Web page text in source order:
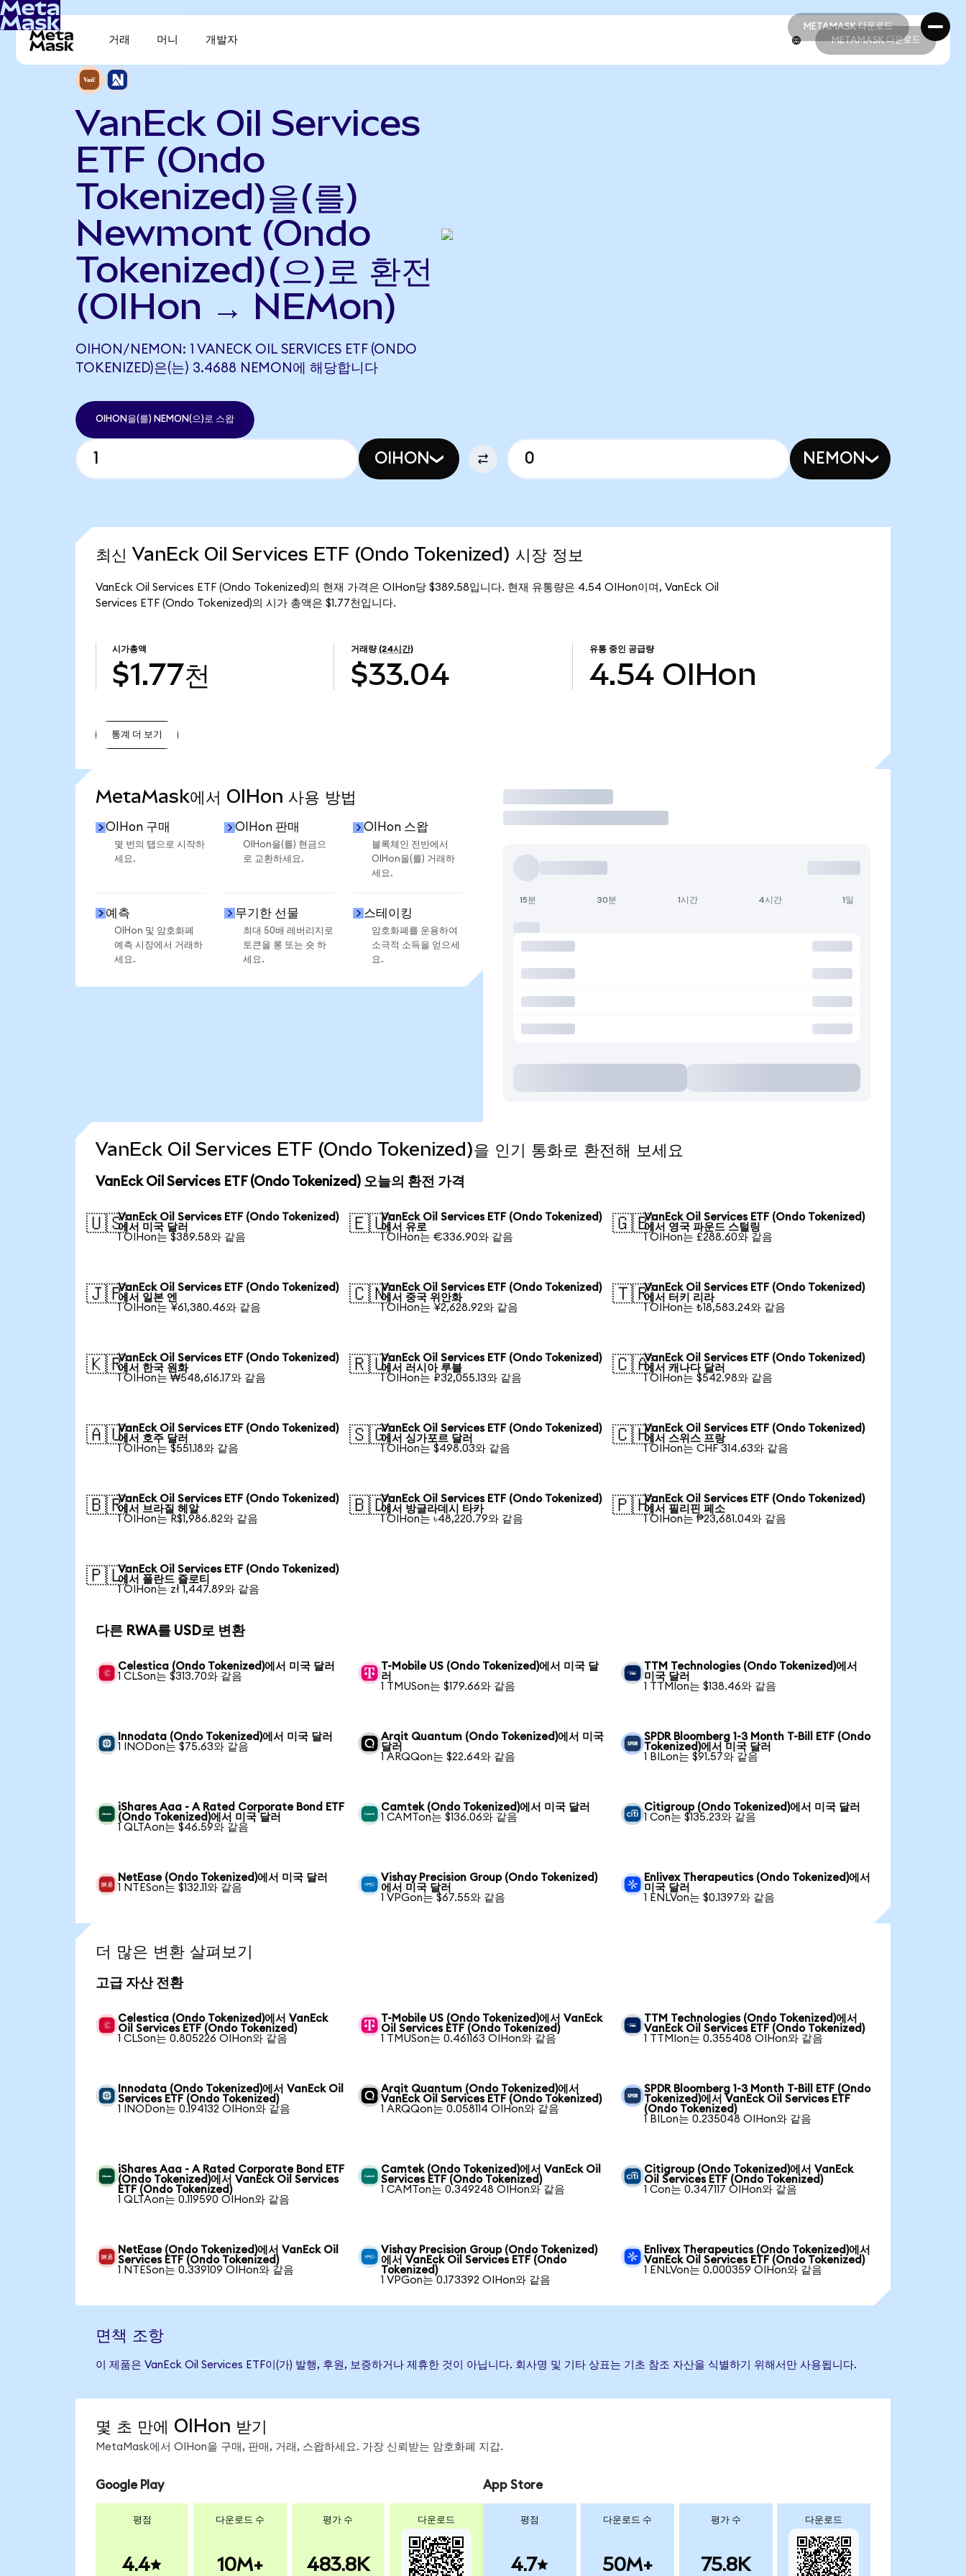
METAMASK 다운로드
METAMASK 다운로드
거래 머니 개발자 METAMASK 다운로드
VanEck Oil Services
ETF (Ondo
Tokenized)을(를)
Newmont (Ondo
Tokenized)(으)로 환전
(OIHon → NEMon)
OIHON/NEMON: 1 VANECK OIL SERVICES ETF (ONDO
TOKENIZED)은(는) 3.4688 NEMON에 해당합니다
OIHON을(를) NEMON(으)로 스왑
OIHON NEMON
최신 VanEck Oil Services ETF (Ondo Tokenized) 시장 정보
VanEck Oil Services ETF (Ondo Tokenized)의 현재 가격은 OIHon당 $389.58입니다. 현재 유통량은 4.54 OIHon이며, VanEck Oil
Services ETF (Ondo Tokenized)의 시가 총액은 $1.77천입니다.
시가총액
$1.77천
거래량 (24시간)
$33.04
유통 중인 공급량
4.54 OIHon
통계 더 보기
MetaMask에서 OIHon 사용 방법
OIHon 구매
몇 번의 탭으로 시작하
세요.
OIHon 판매
OIHon을(를) 현금으
로 교환하세요.
OIHon 스왑
블록체인 전반에서
OIHon을(를) 거래하
세요.
예측
OIHon 및 암호화폐
예측 시장에서 거래하
세요.
무기한 선물
최대 50배 레버리지로
토큰을 롱 또는 숏 하
세요.
스테이킹
암호화폐를 운용하여
소극적 소득을 얻으세
요.
거래
15분 30분 1시간 4시간 1일
VanEck Oil Services ETF (Ondo Tokenized)을 인기 통화로 환전해 보세요
VanEck Oil Services ETF (Ondo Tokenized) 오늘의 환전 가격
🇺🇸VanEck Oil Services ETF (Ondo Tokenized)
에서 미국 달러
1 OIHon는 $389.58와 같음
🇪🇺VanEck Oil Services ETF (Ondo Tokenized)
에서 유로
1 OIHon는 €336.90와 같음
🇬🇧VanEck Oil Services ETF (Ondo Tokenized)
에서 영국 파운드 스털링
1 OIHon는 £288.60와 같음
🇯🇵VanEck Oil Services ETF (Ondo Tokenized)
에서 일본 엔
1 OIHon는 ¥61,380.46와 같음
🇨🇳VanEck Oil Services ETF (Ondo Tokenized)
에서 중국 위안화
1 OIHon는 ¥2,628.92와 같음
🇹🇷VanEck Oil Services ETF (Ondo Tokenized)
에서 터키 리라
1 OIHon는 ₺18,583.24와 같음
🇰🇷VanEck Oil Services ETF (Ondo Tokenized)
에서 한국 원화
1 OIHon는 ₩548,616.17와 같음
🇷🇺VanEck Oil Services ETF (Ondo Tokenized)
에서 러시아 루블
1 OIHon는 ₽32,055.13와 같음
🇨🇦VanEck Oil Services ETF (Ondo Tokenized)
에서 캐나다 달러
1 OIHon는 $542.98와 같음
🇦🇺VanEck Oil Services ETF (Ondo Tokenized)
에서 호주 달러
1 OIHon는 $551.18와 같음
🇸🇬VanEck Oil Services ETF (Ondo Tokenized)
에서 싱가포르 달러
1 OIHon는 $498.03와 같음
🇨🇭VanEck Oil Services ETF (Ondo Tokenized)
에서 스위스 프랑
1 OIHon는 CHF 314.63와 같음
🇧🇷VanEck Oil Services ETF (Ondo Tokenized)
에서 브라질 헤알
1 OIHon는 R$1,986.82와 같음
🇧🇩VanEck Oil Services ETF (Ondo Tokenized)
에서 방글라데시 타카
1 OIHon는 ৳48,220.79와 같음
🇵🇭VanEck Oil Services ETF (Ondo Tokenized)
에서 필리핀 페소
1 OIHon는 ₱23,681.04와 같음
🇵🇱VanEck Oil Services ETF (Ondo Tokenized)
에서 폴란드 즐로티
1 OIHon는 zł 1,447.89와 같음
다른 RWA를 USD로 변환
Celestica (Ondo Tokenized)에서 미국 달러
1 CLSon는 $313.70와 같음
T-Mobile US (Ondo Tokenized)에서 미국 달
러
1 TMUSon는 $179.66와 같음
TTM Technologies (Ondo Tokenized)에서
미국 달러
1 TTMIon는 $138.46와 같음
Innodata (Ondo Tokenized)에서 미국 달러
1 INODon는 $75.63와 같음
Arqit Quantum (Ondo Tokenized)에서 미국
달러
1 ARQQon는 $22.64와 같음
SPDR Bloomberg 1-3 Month T-Bill ETF (Ondo
Tokenized)에서 미국 달러
1 BILon는 $91.57와 같음
iShares Aaa - A Rated Corporate Bond ETF
(Ondo Tokenized)에서 미국 달러
1 QLTAon는 $46.59와 같음
Camtek (Ondo Tokenized)에서 미국 달러
1 CAMTon는 $136.06와 같음
Citigroup (Ondo Tokenized)에서 미국 달러
1 Con는 $135.23와 같음
NetEase (Ondo Tokenized)에서 미국 달러
1 NTESon는 $132.11와 같음
Vishay Precision Group (Ondo Tokenized)
에서 미국 달러
1 VPGon는 $67.55와 같음
Enlivex Therapeutics (Ondo Tokenized)에서
미국 달러
1 ENLVon는 $0.1397와 같음
더 많은 변환 살펴보기
고급 자산 전환
Celestica (Ondo Tokenized)에서 VanEck
Oil Services ETF (Ondo Tokenized)
1 CLSon는 0.805226 OIHon와 같음
T-Mobile US (Ondo Tokenized)에서 VanEck
Oil Services ETF (Ondo Tokenized)
1 TMUSon는 0.461163 OIHon와 같음
TTM Technologies (Ondo Tokenized)에서
VanEck Oil Services ETF (Ondo Tokenized)
1 TTMIon는 0.355408 OIHon와 같음
Innodata (Ondo Tokenized)에서 VanEck Oil
Services ETF (Ondo Tokenized)
1 INODon는 0.194132 OIHon와 같음
Arqit Quantum (Ondo Tokenized)에서
VanEck Oil Services ETF (Ondo Tokenized)
1 ARQQon는 0.058114 OIHon와 같음
SPDR Bloomberg 1-3 Month T-Bill ETF (Ondo
Tokenized)에서 VanEck Oil Services ETF
(Ondo Tokenized)
1 BILon는 0.235048 OIHon와 같음
iShares Aaa - A Rated Corporate Bond ETF
(Ondo Tokenized)에서 VanEck Oil Services
ETF (Ondo Tokenized)
1 QLTAon는 0.119590 OIHon와 같음
Camtek (Ondo Tokenized)에서 VanEck Oil
Services ETF (Ondo Tokenized)
1 CAMTon는 0.349248 OIHon와 같음
Citigroup (Ondo Tokenized)에서 VanEck
Oil Services ETF (Ondo Tokenized)
1 Con는 0.347117 OIHon와 같음
NetEase (Ondo Tokenized)에서 VanEck Oil
Services ETF (Ondo Tokenized)
1 NTESon는 0.339109 OIHon와 같음
Vishay Precision Group (Ondo Tokenized)
에서 VanEck Oil Services ETF (Ondo
Tokenized)
1 VPGon는 0.173392 OIHon와 같음
Enlivex Therapeutics (Ondo Tokenized)에서
VanEck Oil Services ETF (Ondo Tokenized)
1 ENLVon는 0.000359 OIHon와 같음
면책 조항
이 제품은 VanEck Oil Services ETF이(가) 발행, 후원, 보증하거나 제휴한 것이 아닙니다. 회사명 및 기타 상표는 기초 참조 자산을 식별하기 위해서만 사용됩니다.
몇 초 만에 OIHon 받기
MetaMask에서 OIHon을 구매, 판매, 거래, 스왑하세요. 가장 신뢰받는 암호화폐 지갑.
Google Play
평점
4.4
다운로드 수
10M+
평가 수
483.8K
다운로드
App Store
평점
4.7
다운로드 수
50M+
평가 수
75.8K
다운로드